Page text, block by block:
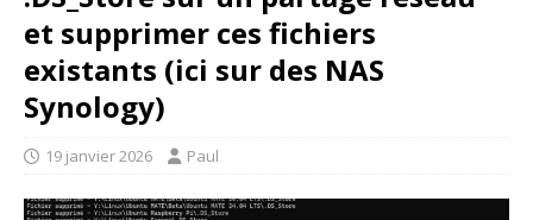
et supprimer ces fichiers
existants (ici sur des NAS
Synology)
19 janvier 2026 Paul